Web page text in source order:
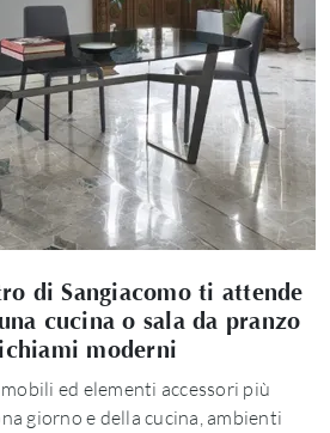
di Sangiacomo ti attende
cucina o sala da pranzo
moderni
ed elementi accessori più
giorno e della cucina, ambienti